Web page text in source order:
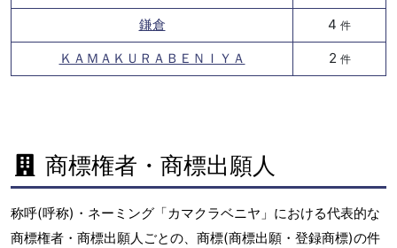
鎌倉 4 件
ＫＡＭＡＫＵＲＡＢＥＮＩＹＡ 2 件
商標権者・商標出願人
称呼(呼称)・ネーミング「カマクラベニヤ」における代表的な
商標権者・商標出願人ごとの、商標(商標出願・登録商標)の件